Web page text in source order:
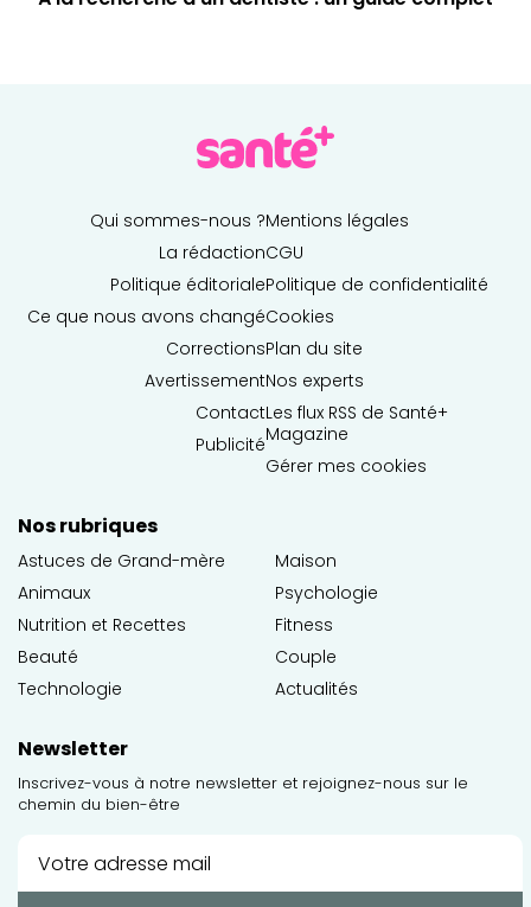
Qui sommes-nous ?
La rédaction
Politique éditoriale
Ce que nous avons changé
Corrections
Avertissement
Contact
Publicité
Mentions légales
CGU
Politique de confidentialité
Cookies
Plan du site
Nos experts
Les flux RSS de Santé+
Magazine
Gérer mes cookies
Nos rubriques
Astuces de Grand-mère
Animaux
Nutrition et Recettes
Beauté
Technologie
Maison
Psychologie
Fitness
Couple
Actualités
Newsletter
Inscrivez-vous à notre newsletter et rejoignez-nous sur le
chemin du bien-être